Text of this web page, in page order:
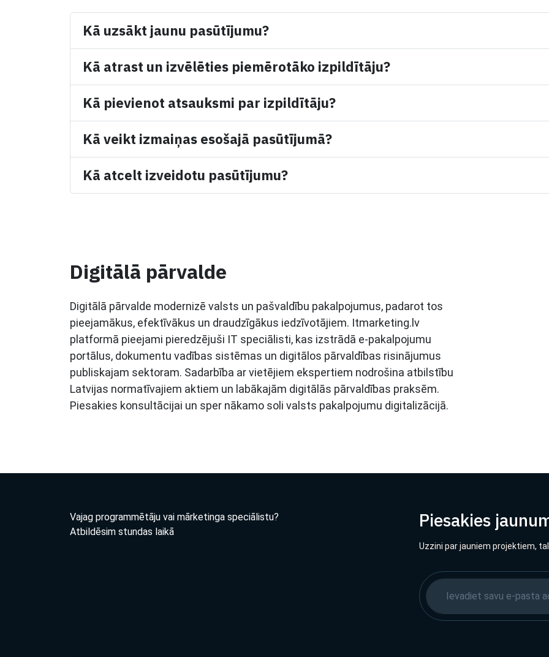
Kā uzsākt jaunu pasūtījumu?
Kā atrast un izvēlēties piemērotāko izpildītāju?
Kā pievienot atsauksmi par izpildītāju?
Kā veikt izmaiņas esošajā pasūtījumā?
Kā atcelt izveidotu pasūtījumu?
Digitālā pārvalde
Digitālā pārvalde modernizē valsts un pašvaldību pakalpojumus, padarot tos
pieejamākus, efektīvākus un draudzīgākus iedzīvotājiem. Itmarketing.lv
platformā pieejami pieredzējuši IT speciālisti, kas izstrādā e-pakalpojumu
portālus, dokumentu vadības sistēmas un digitālos pārvaldības risinājumus
publiskajam sektoram. Sadarbība ar vietējiem ekspertiem nodrošina atbilstību
Latvijas normatīvajiem aktiem un labākajām digitālās pārvaldības praksēm.
Piesakies konsultācijai un sper nākamo soli valsts pakalpojumu digitalizācijā.
Vajag programmētāju vai mārketinga speciālistu?
Atbildēsim stundas laikā
Piesakies
Uzzini par jauniem projektiem,